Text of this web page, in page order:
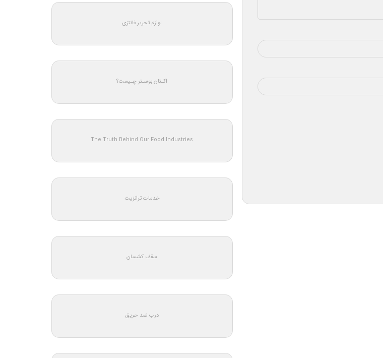
لوازم تحریر فانتزی
اکـتان بوسـتر چـیست؟
The Truth Behind Our Food Industries
خدمات ترانزیت
سقف کشسان
درب ضد حریق